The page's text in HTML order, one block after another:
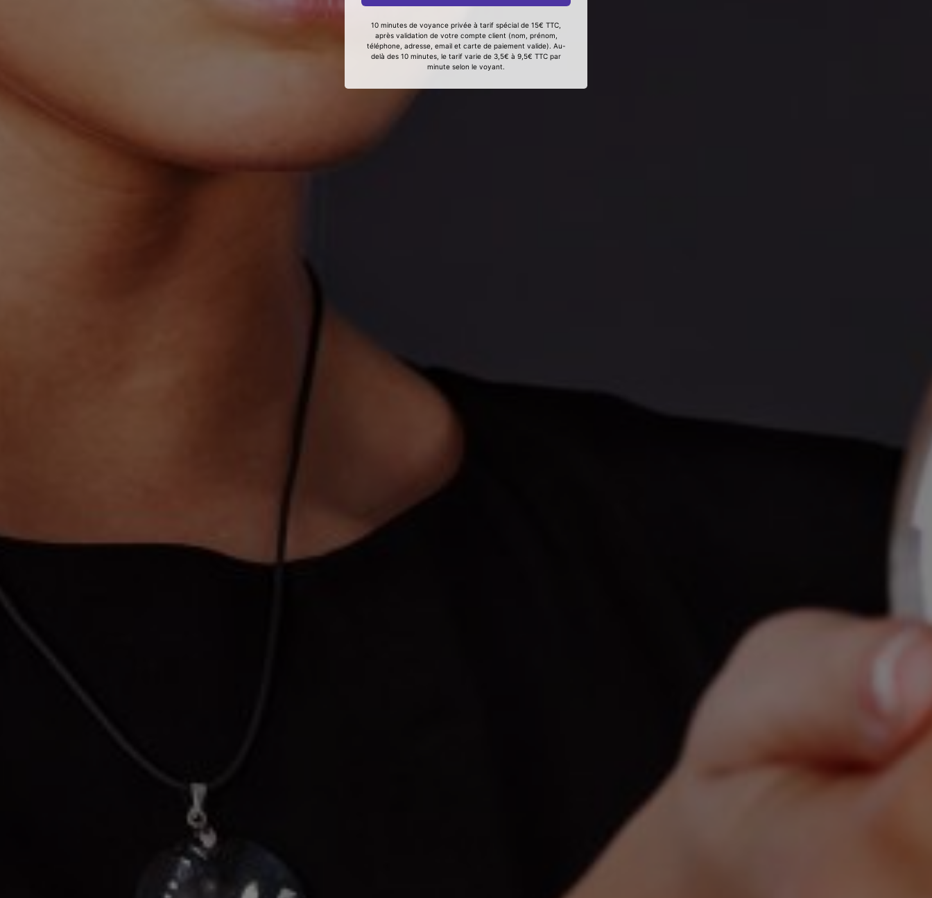
10 minutes de voyance privée à tarif spécial de 15€ TTC,
après validation de votre compte client (nom, prénom,
téléphone, adresse, email et carte de paiement valide). Au-
delà des 10 minutes, le tarif varie de 3,5€ à 9,5€ TTC par
minute selon le voyant.